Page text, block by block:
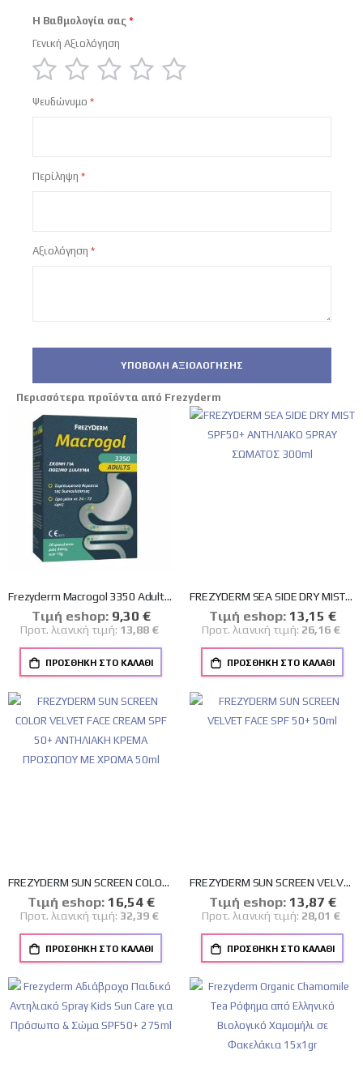
Η Βαθμολογία σας
Γενική Αξιολόγηση
star
stars
stars
stars
stars
Ψευδώνυμο
Περίληψη
Αξιολόγηση
ΥΠΟΒΟΛΉ ΑΞΙΟΛΌΓΗΣΗΣ
Περισσότερα προϊόντα από Frezyderm
Frezyderm Macrogol 3350 Adults Συμπλήρωμα σε Σκόνη για Δυσκοιλιότητα 20 φακελάκια
Tιμή eshop: Ειδική
Τιμή
9,30 €
Προτ. λιανική τιμή: 13,88 €
ΠΡΟΣΘΉΚΗ ΣΤΟ ΚΑΛΆΘΙ
FREZYDERM SEA SIDE DRY MIST SPF50+ ΑΝΤΗΛΙΑΚΟ SPRAY ΣΩΜΑΤΟΣ 300ml
Tιμή eshop: Ειδική
Τιμή
13,15 €
Προτ. λιανική τιμή: 26,16 €
ΠΡΟΣΘΉΚΗ ΣΤΟ ΚΑΛΆΘΙ
FREZYDERM SUN SCREEN COLOR VELVET FACE CREAM SPF 50+ ΑΝΤΗΛΙΑΚΗ ΚΡΕΜΑ ΠΡΟΣΩΠΟΥ ΜΕ ΧΡΩΜΑ 50ml
Tιμή eshop: Ειδική
Τιμή
16,54 €
Προτ. λιανική τιμή: 32,39 €
ΠΡΟΣΘΉΚΗ ΣΤΟ ΚΑΛΆΘΙ
FREZYDERM SUN SCREEN VELVET FACE SPF 50+ 50ml
Tιμή eshop: Ειδική
Τιμή
13,87 €
Προτ. λιανική τιμή: 28,01 €
ΠΡΟΣΘΉΚΗ ΣΤΟ ΚΑΛΆΘΙ